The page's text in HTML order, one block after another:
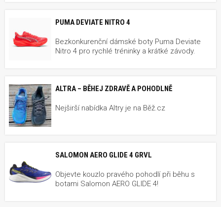
PUMA DEVIATE NITRO 4
Bezkonkurenční dámské boty Puma Deviate
Nitro 4 pro rychlé tréninky a krátké závody.
ALTRA – BĚHEJ ZDRAVĚ A POHODLNĚ
Nejširší nabídka Altry je na Běž.cz
SALOMON AERO GLIDE 4 GRVL
Objevte kouzlo pravého pohodlí při běhu s
botami Salomon AERO GLIDE 4!